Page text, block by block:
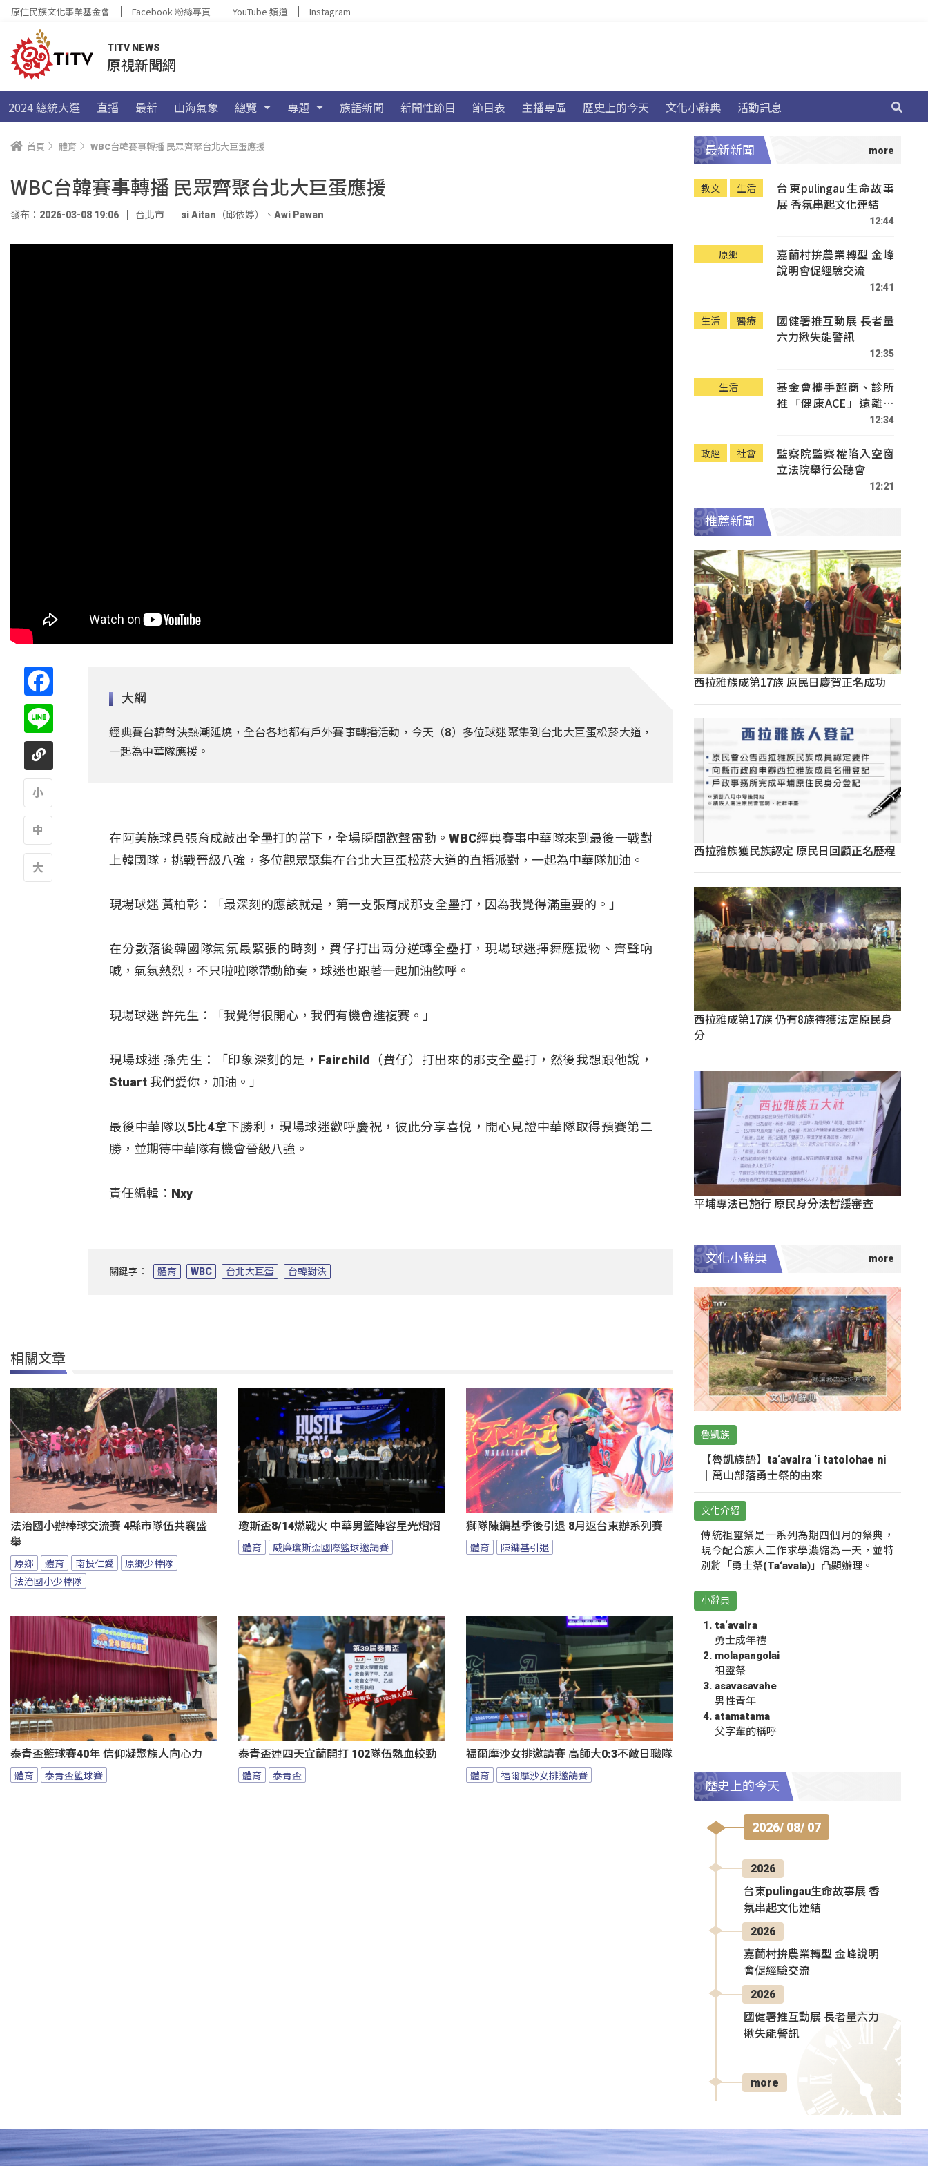
原住民族文化事業基金會 Facebook 粉絲專頁 YouTube 頻道 Instagram
TITV NEWS
原視新聞網
2024 總統大選 直播 最新 山海氣象 總覽 專題 族語新聞 新聞性節目 節目表 主播專區 歷史上的今天 文化小辭典 活動訊息
首頁 體育 WBC台韓賽事轉播 民眾齊聚台北大巨蛋應援
WBC台韓賽事轉播 民眾齊聚台北大巨蛋應援
發布：2026-03-08 19:06 台北市​ si Aitan（邱依婷） 、 Awi Pawan
大綱
經典賽台韓對決熱潮延燒，全台各地都有戶外賽事轉播活動，今天（8）多位球迷聚集到台北大巨蛋松菸大道，
一起為中華隊應援。
在阿美族球員張育成敲出全壘打的當下，全場瞬間歡聲雷動。WBC經典賽事中華隊來到最後一戰對
上韓國隊，挑戰晉級八強，多位觀眾聚集在台北大巨蛋松菸大道的直播派對，一起為中華隊加油。​
現場球迷 黃柏彰：「最深刻的應該就是，第一支張育成那支全壘打，因為我覺得滿重要的。」​
在分數落後韓國隊氣氛最緊張的時刻，費仔打出兩分逆轉全壘打，現場球迷揮舞應援物、齊聲吶
喊，氣氛熱烈，不只啦啦隊帶動節奏，球迷也跟著一起加油歡呼。​
現場球迷 許先生：「我覺得很開心，我們有機會進複賽。」​
現場球迷 孫先生：「印象深刻的是，Fairchild（費仔）打出來的那支全壘打，然後我想跟他說，
Stuart 我們愛你，加油。」​
最後中華隊以5比4拿下勝利，現場球迷歡呼慶祝，彼此分享喜悅，開心見證中華隊取得預賽第二
勝，並期待中華隊有機會晉級八強。​
責任編輯：Nxy
關鍵字： 體育 WBC 台北大巨蛋 台韓對決
相關文章
法治國小辦棒球交流賽 4縣市隊伍共襄盛
舉
原鄉 體育 南投仁愛
原鄉少棒隊
法治國小少棒隊
瓊斯盃8/14燃戰火 中華男籃陣容星光熠熠
體育 威廉瓊斯盃國際籃球邀請賽
獅隊陳鏞基季後引退 8月返台東辦系列賽
體育 陳鏞基引退
泰青盃籃球賽40年 信仰凝聚族人向心力
體育 泰青盃籃球賽
泰青盃連四天宜蘭開打 102隊伍熱血較勁
體育 泰青盃
福爾摩沙女排邀請賽 高師大0:3不敵日職隊
體育 福爾摩沙女排邀請賽
最新新聞
教文 生活
台東pulingau生命故事
展 香氛串起文化連結
12:44
原鄉
嘉蘭村拚農業轉型 金峰
說明會促經驗交流
12:41
生活 醫療
國健署推互動展 長者量
六力揪失能警訊
12:35
生活
基金會攜手超商、診所
推「健康ACE」遠離疾
12:34
政經 社會
監察院監察權陷入空窗
立法院舉行公聽會
12:21
推薦新聞
西拉雅族成第17族 原民日慶賀正名成功
西拉雅族獲民族認定 原民日回顧正名歷程
西拉雅成第17族 仍有8族待獲法定原民身
分
平埔專法已施行 原民身分法暫緩審查
文化小辭典
魯凱族
【魯凱族語】ta‘avalra ‘i tatolohae ni
｜萬山部落勇士祭的由來
文化介紹
傳統祖靈祭是一系列為期四個月的祭典，
現今配合族人工作求學濃縮為一天，並特
別將「勇士祭(Ta‘avala)」凸顯辦理。
小辭典
ta‘avalra
勇士成年禮
molapangolai
祖靈祭
asavasavahe
男性青年
atamatama
父字輩的稱呼
歷史上的今天
2026/ 08/ 07
2026
台東pulingau生命故事展 香
氛串起文化連結
2026
嘉蘭村拚農業轉型 金峰說明
會促經驗交流
2026
國健署推互動展 長者量六力
揪失能警訊
more